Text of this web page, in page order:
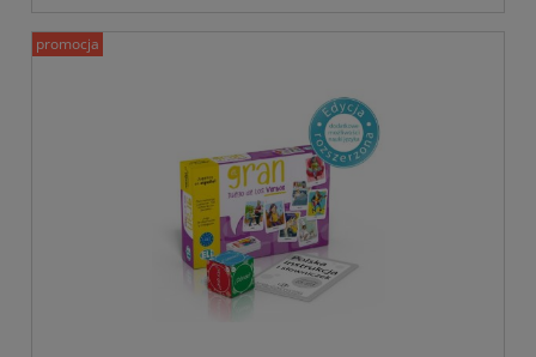
promocja